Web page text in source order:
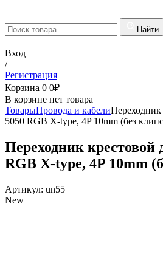
Найти
Вход
/
Регистрация
Корзина 0 0₽
В корзине нет товара
ТоварыПровода и кабелиПереходник
5050 RGB X-type, 4P 10mm (без
Переходник крестовой
RGB X-type, 4P 10mm
Артикул: un55
New